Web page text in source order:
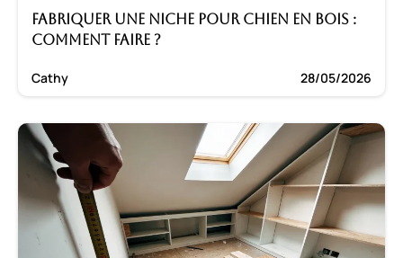
Fabriquer une niche pour chien en bois :
Comment faire ?
Cathy 28/05/2026